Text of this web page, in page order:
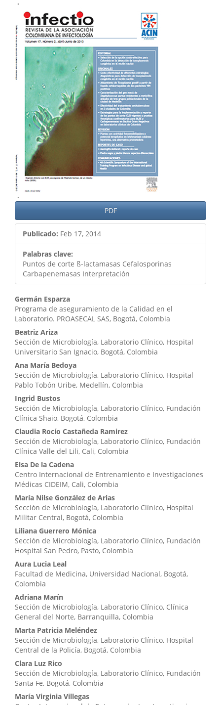
Barra
lateral
del
artículo
PDF
Publicado: Feb 17, 2014
Palabras clave:
Puntos de corte ß-lactamasas Cefalosporinas
Carbapenemasas Interpretación
Contenido
principal
del
artículo
Germán Esparza
Programa de aseguramiento de la Calidad en el
Laboratorio. PROASECAL SAS, Bogotá, Colombia
Beatriz Ariza
Sección de Microbiología, Laboratorio Clínico, Hospital
Universitario San Ignacio, Bogotá, Colombia
Ana María Bedoya
Sección de Microbiología, Laboratorio Clínico, Hospital
Pablo Tobón Uribe, Medellín, Colombia
Ingrid Bustos
Sección de Microbiología, Laboratorio Clínico, Fundación
Clínica Shaio, Bogotá, Colombia
Claudia Rocío Castañeda Ramirez
Sección de Microbiología, Laboratorio Clínico, Fundación
Clínica Valle del Lili, Cali, Colombia
Elsa De la Cadena
Centro Internacional de Entrenamiento e Investigaciones
Médicas CIDEIM, Cali, Colombia
María Nilse González de Arias
Sección de Microbiología, Laboratorio Clínico, Hospital
Militar Central, Bogotá, Colombia
Liliana Guerrero Mónica
Sección de Microbiología, Laboratorio Clínico, Fundación
Hospital San Pedro, Pasto, Colombia
Aura Lucia Leal
Facultad de Medicina, Universidad Nacional, Bogotá,
Colombia
Adriana Marín
Sección de Microbiología, Laboratorio Clínico, Clínica
General del Norte, Barranquilla, Colombia
Marta Patricia Meléndez
Sección de Microbiología, Laboratorio Clínico, Hospital
Central de la Policía, Bogotá, Colombia
Clara Luz Rico
Sección de Microbiología, Laboratorio Clínico, Fundación
Santa Fe, Bogotá, Colombia
María Virginia Villegas